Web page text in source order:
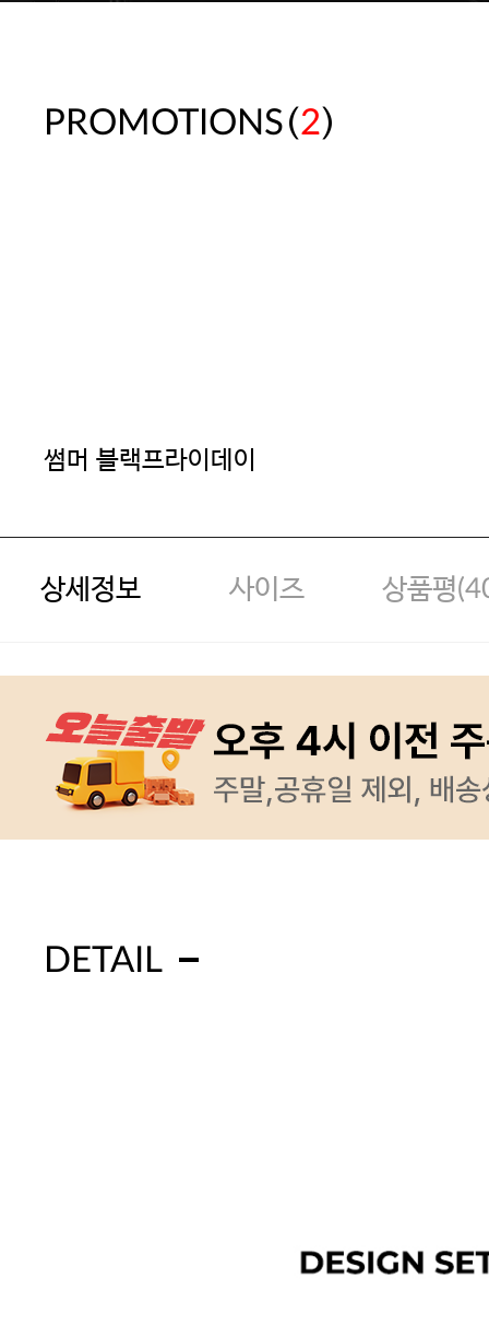
PROMOTIONS(2)
썸머 블랙프라이데이
상세정보 사이즈 상품평(
DETAIL